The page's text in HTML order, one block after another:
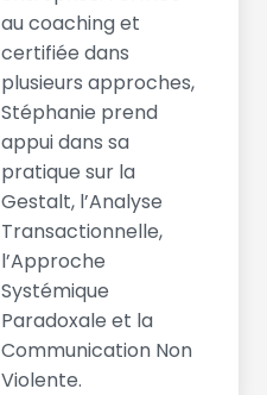
au coaching et
certifiée dans
plusieurs approches,
Stéphanie prend
appui dans sa
pratique sur la
Gestalt, l’Analyse
Transactionnelle,
l’Approche
Systémique
Paradoxale et la
Communication Non
Violente.